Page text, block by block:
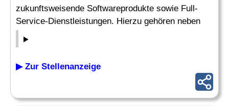
zukunftsweisende Softwareprodukte sowie Full-
Service-Dienstleistungen. Hierzu gehören neben
▶ Zur Stellenanzeige